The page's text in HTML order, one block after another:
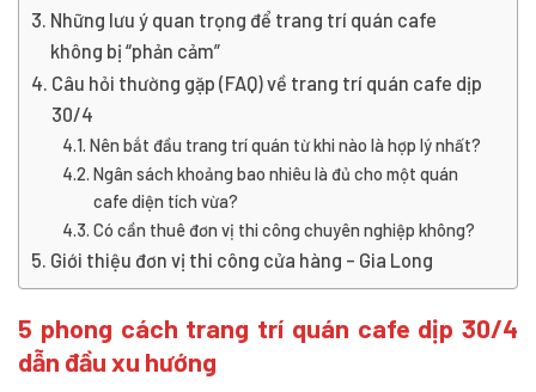
Những lưu ý quan trọng để trang trí quán cafe
không bị “phản cảm”
Câu hỏi thường gặp (FAQ) về trang trí quán cafe dịp
30/4
Nên bắt đầu trang trí quán từ khi nào là hợp lý nhất?
Ngân sách khoảng bao nhiêu là đủ cho một quán
cafe diện tích vừa?
Có cần thuê đơn vị thi công chuyên nghiệp không?
Giới thiệu đơn vị thi công cửa hàng – Gia Long
5 phong cách trang trí quán cafe dịp 30/4
dẫn đầu xu hướng